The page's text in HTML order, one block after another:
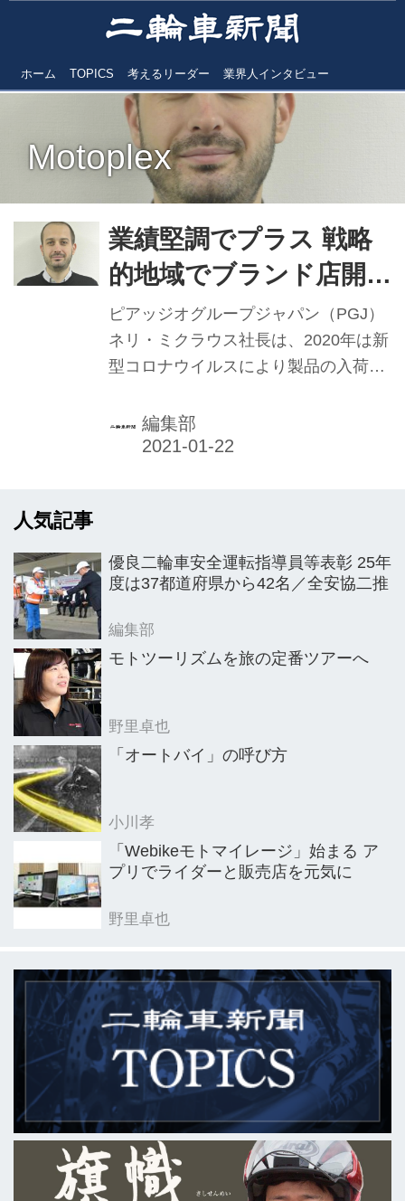
ホーム TOPICS 考えるリーダー 業界人インタビュー
Motoplex
業績堅調でプラス 戦略
的地域でブランド店開設
へ【ピアッジオグルー
プジャパン】
ピアッジオグループジャパン（PGJ）
ネリ・ミクラウス社長は、2020年は新
型コロナウイルスにより製品の入荷遅
ディーラーとのコミュニケーションな
どで影響を受けたとした。ただ、販売
積極的な改善、活用に注力し、中止し
たイベント開催などのリアルな訴求活
の動向に柔軟に対応していく意向。た
だ、ブランドを訴求する活動の強化や
編集部
人気記事
優良二輪車安全運転指導員等表彰 25年
度は37都道府県から42名／全安協二推
編集部
モトツーリズムを旅の定番ツアーへ
野里卓也
「オートバイ」の呼び方
小川孝
「Webikeモトマイレージ」始まる ア
プリでライダーと販売店を元気に
野里卓也